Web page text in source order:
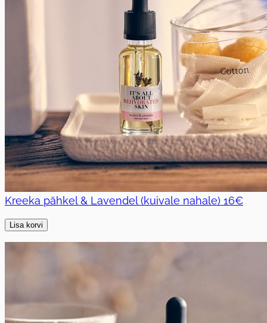
Kreeka pähkel & Lavendel (kuivale nahale) 16€
Lisa korvi